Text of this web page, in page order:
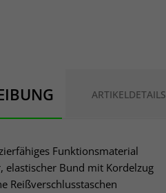
ARTIKELDETAILS
Funktionsmaterial
elastischer Bund mit Kordelzug
Reißverschlusstaschen